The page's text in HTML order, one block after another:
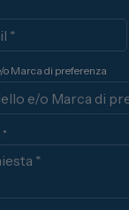
o Marca di preferenza
*